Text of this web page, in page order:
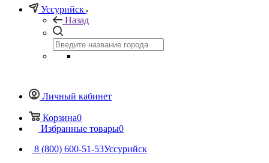
Уссурийск
Назад
Личный кабинет
Корзина0
Избранные товары0
8 (800) 600-51-53Уссурийск